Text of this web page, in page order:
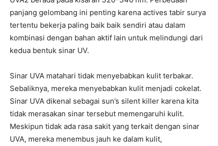
panjang gelombang ini penting karena actives tabir surya
tertentu bekerja paling baik baik sendiri atau dalam
kombinasi dengan bahan aktif lain untuk melindungi dari
kedua bentuk sinar UV.
Sinar UVA matahari tidak menyebabkan kulit terbakar.
Sebaliknya, mereka menyebabkan kulit menjadi cokelat.
Sinar UVA dikenal sebagai sun’s silent killer karena kita
tidak merasakan sinar tersebut memengaruhi kulit.
Meskipun tidak ada rasa sakit yang terkait dengan sinar
UVA, mereka menembus jauh ke dalam kulit,